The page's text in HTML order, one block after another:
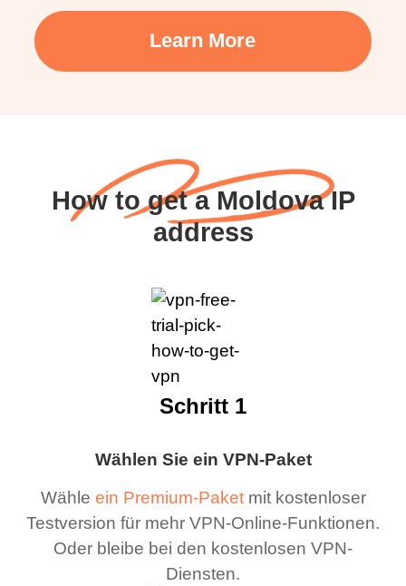
Learn More
How to get a Moldova IP
address
Wählen Sie ein VPN-Paket
Wähle ein Premium-Paketmit kostenloser
Testversion für mehr VPN-Online-Funktionen.
Oder bleibe bei den kostenlosen VPN-
Diensten.
Schritt 1